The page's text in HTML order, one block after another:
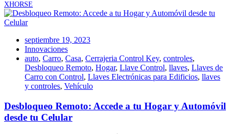
XHORSE
septiembre 19, 2023
Innovaciones
auto, Carro, Casa, Cerrajeria Control Key, controles,
Desbloqueo Remoto, Hogar, Llave Control, llaves, Llaves de
Carro con Control, Llaves Electrónicas para Edificios, llaves
y controles, Vehículo
Desbloqueo Remoto: Accede a tu Hogar y Automóvil
desde tu Celular